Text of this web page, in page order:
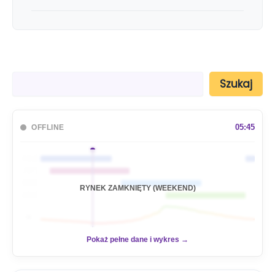
Szukaj
OFFLINE 05:45
RYNEK ZAMKNIĘTY (WEEKEND)
Pokaż pełne dane i wykres →